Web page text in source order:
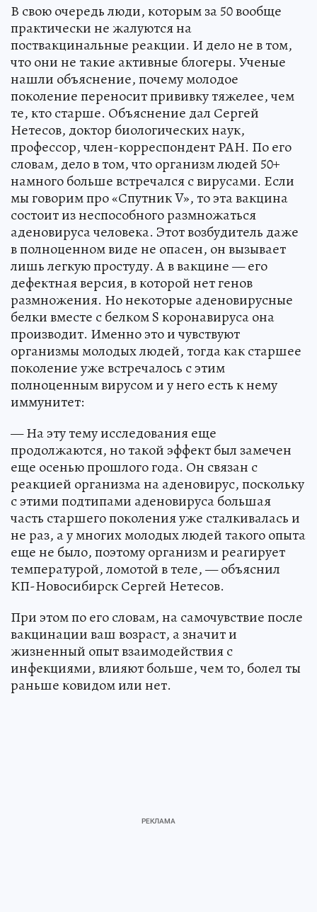
В свою очередь люди, которым за 50 вообще
практически не жалуются на
поствакцинальные реакции. И дело не в том,
что они не такие активные блогеры. Ученые
нашли объяснение, почему молодое
поколение переносит прививку тяжелее, чем
те, кто старше. Объяснение дал Сергей
Нетесов, доктор биологических наук,
профессор, член-корреспондент РАН. По его
словам, дело в том, что организм людей 50+
намного больше встречался с вирусами. Если
мы говорим про «Спутник V», то эта вакцина
состоит из неспособного размножаться
аденовируса человека. Этот возбудитель даже
в полноценном виде не опасен, он вызывает
лишь легкую простуду. А в вакцине — его
дефектная версия, в которой нет генов
размножения. Но некоторые аденовирусные
белки вместе с белком S коронавируса она
производит. Именно это и чувствуют
организмы молодых людей, тогда как старшее
поколение уже встречалось с этим
полноценным вирусом и у него есть к нему
иммунитет:
— На эту тему исследования еще
продолжаются, но такой эффект был замечен
еще осенью прошлого года. Он связан с
реакцией организма на аденовирус, поскольку
с этими подтипами аденовируса большая
часть старшего поколения уже сталкивалась и
не раз, а у многих молодых людей такого опыта
еще не было, поэтому организм и реагирует
температурой, ломотой в теле, — объяснил
КП-Новосибирск Сергей Нетесов.
При этом по его словам, на самочувствие после
вакцинации ваш возраст, а значит и
жизненный опыт взаимодействия с
инфекциями, влияют больше, чем то, болел ты
раньше ковидом или нет.